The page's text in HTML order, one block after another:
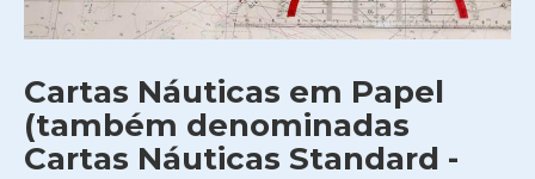
Cartas Náuticas em Papel
(também denominadas
Cartas Náuticas Standard -